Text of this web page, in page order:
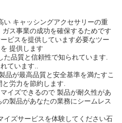
い キャッシングアクセサリーの重
ス事業の成功を確保するためです
ビスを提供しています必要なツー
提供します
品質と信頼性で知られています.
ています..
品が最高品質と安全基準を満たすこ
労力を節約します.
イズできるので 製品が耐久性があ
製品があなたの業務にシームレス
イズサービスを体験してください石